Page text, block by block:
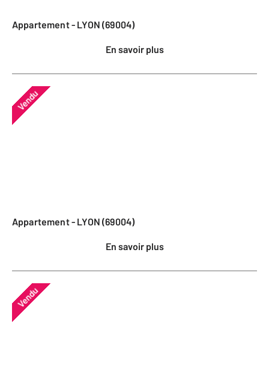
Appartement - LYON (69004)
En savoir plus
Vendu
Appartement - LYON (69004)
En savoir plus
Vendu